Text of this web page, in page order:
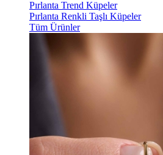
Pırlanta Trend Küpeler
Pırlanta Renkli Taşlı Küpeler
Tüm Ürünler